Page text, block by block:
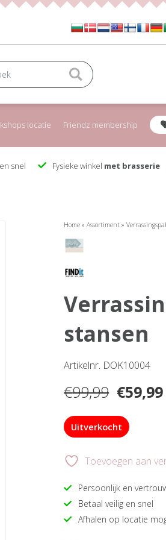
locatie Friendz membership
snel Fysieke winkel met brasserie
Home »Assortiment »
verrassingspakket 8 frame
stansen
Artikelnr. DOK10004
€99,99
was:
€59,99
Uitverkocht
Toevoegen aan
Persoonlijk en
Betaal veilig en snel
Afhalen op locatie